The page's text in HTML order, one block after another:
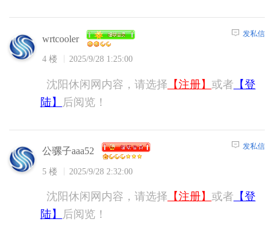
wrtcooler
4 楼 2025/9/28 1:25:00
发私信
沈阳休闲网内容，请选择 【注册】 或者 【登
陆】
后阅览！
公骡子aaa52
5 楼 2025/9/28 2:32:00
发私信
沈阳休闲网内容，请选择 【注册】 或者 【登
陆】
后阅览！